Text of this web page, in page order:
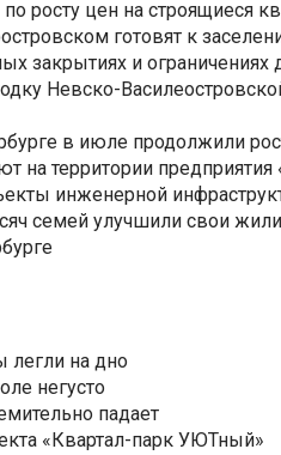
росту цен на строящиеся
готовят к
закрытиях и ограничениях
Невско-
в июле продолжили
на территории предприятия
инженерной
семей улучшили свои
легли на дно
негусто
падает
«Квартал-парк УЮТный»